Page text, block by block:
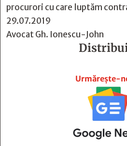
procurori cu care luptăm
29.07.2019
Avocat Gh. Ionescu-John
Urmărește-